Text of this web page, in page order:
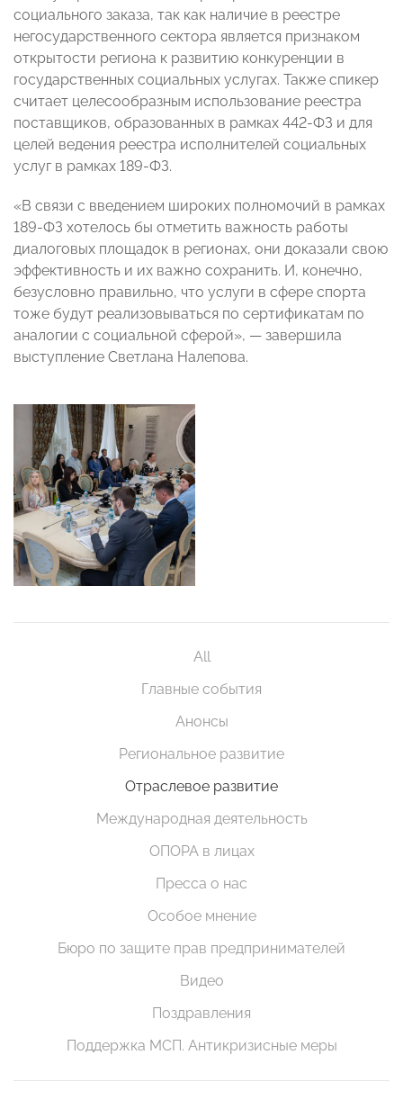
социального заказа, так как наличие в реестре
негосударственного сектора является признаком
открытости региона к развитию конкуренции в
государственных социальных услугах. Также спикер
считает целесообразным использование реестра
поставщиков, образованных в рамках 442-ФЗ и для
целей ведения реестра исполнителей социальных
услуг в рамках 189-ФЗ.
«В связи с введением широких полномочий в рамках
189-ФЗ хотелось бы отметить важность работы
диалоговых площадок в регионах, они доказали свою
эффективность и их важно сохранить. И, конечно,
безусловно правильно, что услуги в сфере спорта
тоже будут реализовываться по сертификатам по
аналогии с социальной сферой», — завершила
выступление Светлана Налепова.
All
Главные события
Анонсы
Региональное развитие
Отраслевое развитие
Международная деятельность
ОПОРА в лицах
Пресса о нас
Особое мнение
Бюро по защите прав предпринимателей
Видео
Поздравления
Поддержка МСП. Антикризисные меры